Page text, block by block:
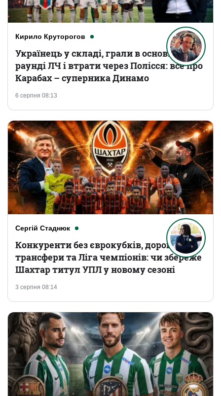
Кирило Круторогов
6 серпня 08:13
Українець у складі, грали в основному
раунді ЛЧ і втрати через Полісся: все про
Карабах – суперника Динамо
Сергій Стаднюк
3 серпня 08:14
Конкуренти без єврокубків, дорогі
трансфери та Ліга чемпіонів: чи збереже
Шахтар титул УПЛ у новому сезоні